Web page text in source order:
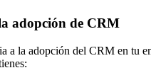
adopción de CRM
a la adopción del CRM en